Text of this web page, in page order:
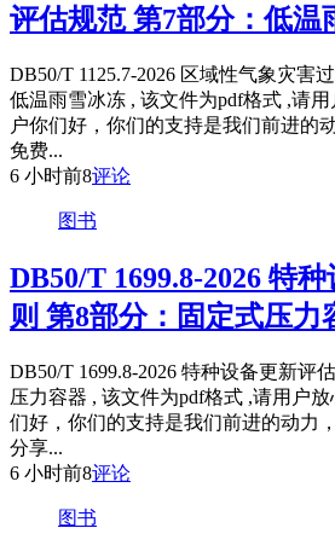
评估规范 第7部分：低温
DB50/T 1125.7-2026 区域性气象灾害
低温雨雪冰冻 , 该文件为pdf格式 ,请
户你们好，你们的支持是我们前进的
免费...
6 小时前8评论
图书
DB50/T 1699.8-2026 特
则 第8部分：固定式压力
DB50/T 1699.8-2026 特种设备更新评
压力容器 , 该文件为pdf格式 ,请用户
们好，你们的支持是我们前进的动力
分享...
6 小时前8评论
图书